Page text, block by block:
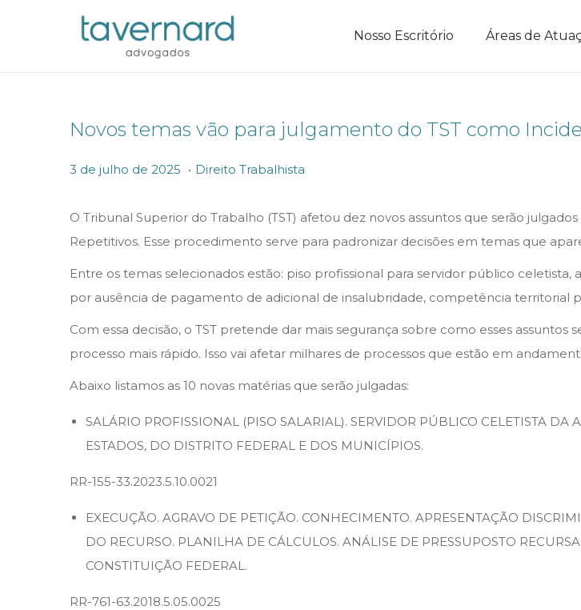
Nosso Escritório Áreas de
Novos temas vão para julgamento do TST como
P
s
t
n
3 de julho de 2025 3
e
j
o
d
e
5
. P
s
t
n
Direito Trabalhista
O Tribunal Superior do Trabalho (TST) afetou dez novos assuntos que serão
Repetitivos. Esse procedimento serve para padronizar decisões em temas que
Entre os temas selecionados estão: piso profissional para servidor público
por ausência de pagamento de adicional de insalubridade, competência territorial
Com essa decisão, o TST pretende dar mais segurança sobre como esses
processo mais rápido. Isso vai afetar milhares de processos que estão em
Abaixo listamos as 10 novas matérias que serão julgadas:
SALÁRIO PROFISSIONAL (PISO SALARIAL). SERVIDOR PÚBLICO CELETISTA
ESTADOS, DO DISTRITO FEDERAL E DOS MUNICÍPIOS.
RR-155-33.2023.5.10.0021
EXECUÇÃO. AGRAVO DE PETIÇÃO. CONHECIMENTO. APRESENTAÇÃO
DO RECURSO. PLANILHA DE CÁLCULOS. ANÁLISE DE PRESSUPOSTO
CONSTITUIÇÃO FEDERAL.
RR-761-63.2018.5.05.0025